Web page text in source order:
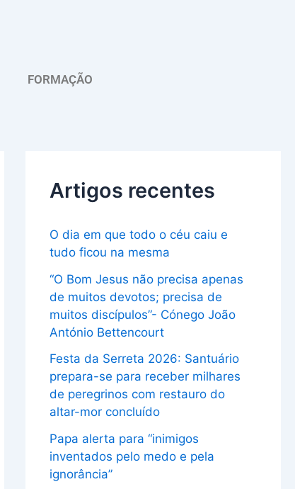
FORMAÇÃO
Artigos recentes
O dia em que todo o céu caiu e
tudo ficou na mesma
“O Bom Jesus não precisa apenas
de muitos devotos; precisa de
muitos discípulos”- Cónego João
António Bettencourt
Festa da Serreta 2026: Santuário
prepara-se para receber milhares
de peregrinos com restauro do
altar-mor concluído
Papa alerta para “inimigos
inventados pelo medo e pela
ignorância”
u